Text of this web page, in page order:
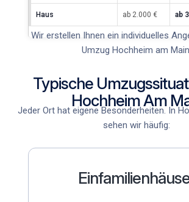
Haus ab 2.000 € ab
Wir erstellen Ihnen ein individuelles
Umzug Hochheim am Main
Typische
Hochheim Am
Jeder Ort hat eigene Besonderheiten. In
sehen wir häufig: